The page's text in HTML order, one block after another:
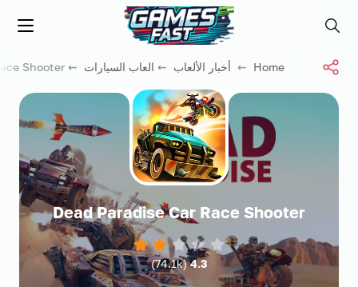
جيم فاست
Home
⇜ أخبار الألعاب ⇜ العاب السيارات ⇜ Dead Paradise Car Race Shooter
Dead Paradise Car Race Shooter
4.3
(
74.1k
)